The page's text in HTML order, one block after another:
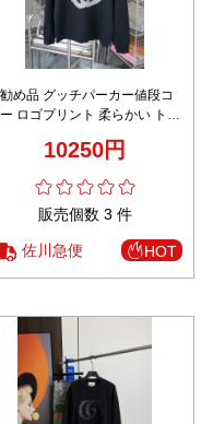
め品 グッチパーカー値段コ
ロゴプリント 柔らかい トッ
10250円
販売個数 3 件
佐川急便 HOT